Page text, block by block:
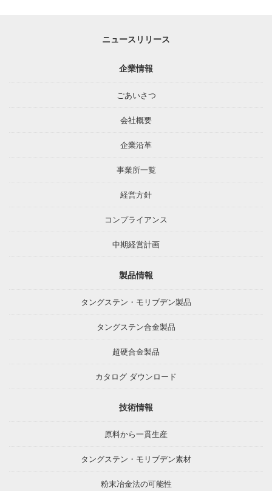
ニュースリリース
企業情報
ごあいさつ
会社概要
企業沿革
事業所一覧
経営方針
コンプライアンス
中期経営計画
製品情報
タングステン・モリブデン製品
タングステン合金製品
超硬合金製品
カタログ ダウンロード
技術情報
原料から一貫生産
タングステン・モリブデン素材
粉末冶金法の可能性